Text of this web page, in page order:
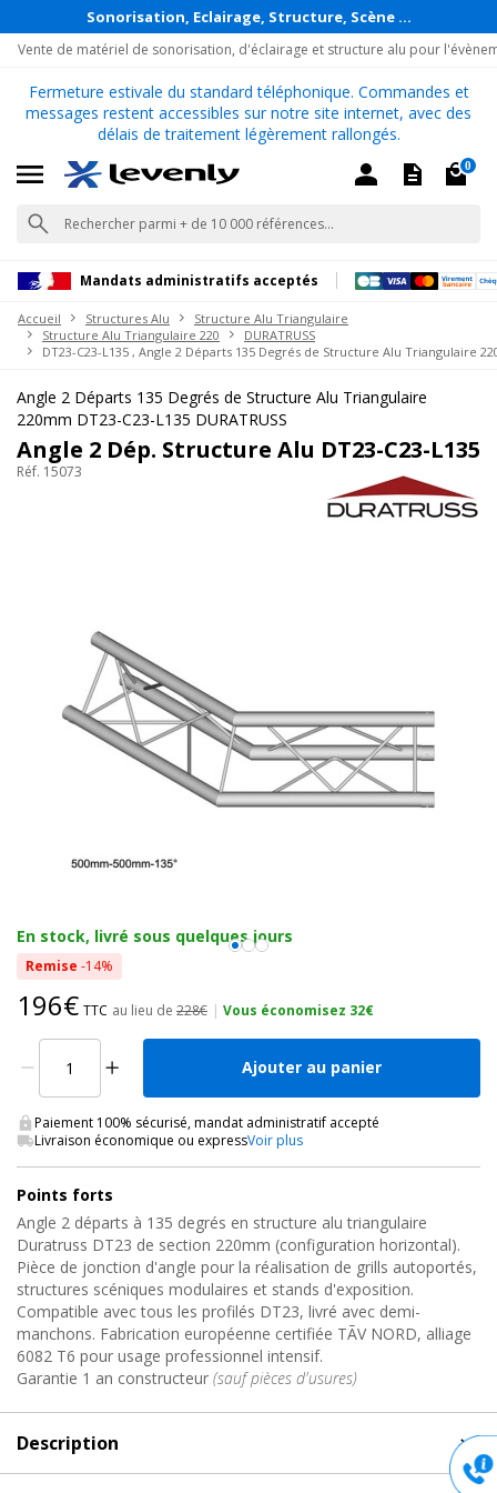
Sonorisation, Eclairage, Structure, Scène ...
Vente de matériel de sonorisation, d'éclairage et structure alu pour
Fermeture estivale du standard téléphonique. Commandes et
messages restent accessibles sur notre site internet, avec des
délais de traitement légèrement rallongés.
0
Mandats administratifs acceptés
Accueil Structures Alu
Structure Alu Triangulaire
Structure Alu Triangulaire 220
DURATRUSS
DT23-C23-L135 , Angle 2 Départs 135 Degrés de Structure Alu Triangulaire
Angle 2 Départs 135 Degrés de Structure Alu Triangulaire
220mm DT23-C23-L135 DURATRUSS
Angle 2 Dép. Structure Alu DT23-C23-L135
Réf. 15073
En stock, livré sous quelques jours
Remise -14%
196€ TTC au lieu de 228€ | Vous économisez 32€
Ajouter au panier
Paiement 100% sécurisé, mandat administratif accepté
Livraison économique ou expressVoir plus
Points forts
Angle 2 départs à 135 degrés en structure alu triangulaire
Duratruss DT23 de section 220mm (configuration horizontal).
Pièce de jonction d'angle pour la réalisation de grills autoportés,
structures scéniques modulaires et stands d'exposition.
Compatible avec tous les profilés DT23, livré avec demi-
manchons. Fabrication européenne certifiée TÃV NORD, alliage
6082 T6 pour usage professionnel intensif.
Garantie 1 an constructeur (sauf pièces d'usures)
Description
de Angle 2 Départs 135 Degrés de Structure